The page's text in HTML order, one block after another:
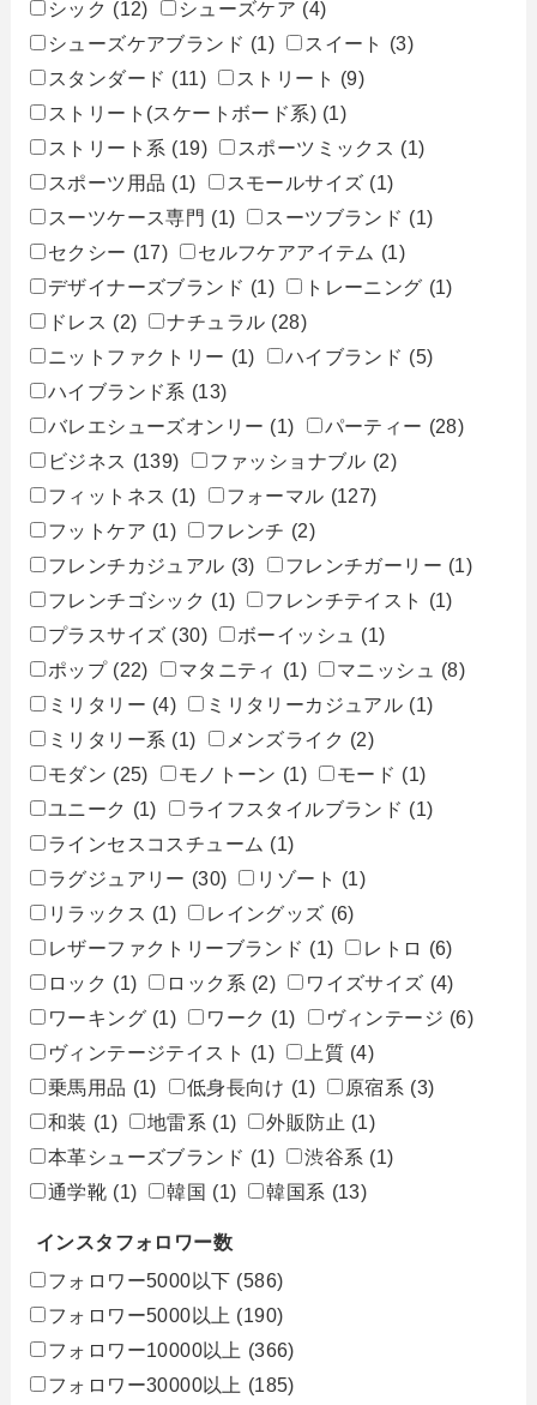
シック (12) シューズケア (4)
シューズケアブランド (1) スイート
(3)
スタンダード (11) ストリート (9)
ストリート(スケートボード系) (1)
ストリート系 (19) スポーツミックス (1)
スポーツ用品 (1) スモールサイズ (1)
スーツケース専門 (1) スーツブランド (1)
セクシー (17) セルフケアアイテム (1)
デザイナーズブランド (1) トレーニング (1)
ドレス (2) ナチュラル (28)
ニットファクトリー (1) ハイブランド (5)
ハイブランド系 (13)
バレエシューズオンリー (1) パーティー (28)
ビジネス (139) ファッショナブル (2)
フィットネス (1) フォーマル (127)
フットケア (1) フレンチ (2)
フレンチカジュアル (3) フレンチガーリー (1)
フレンチゴシック (1) フレンチテイスト
(1)
プラスサイズ (30) ボーイッシュ
(1)
ポップ (22) マタニティ (1) マニッシュ
(8)
ミリタリー (4) ミリタリーカジュアル (1)
ミリタリー系 (1) メンズライク (2)
モダン (25) モノトーン (1) モード (1)
ユニーク (1) ライフスタイルブランド (1)
ラインセスコスチューム (1)
ラグジュアリー (30) リゾート (1)
リラックス (1) レイングッズ (6)
レザーファクトリーブランド (1) レトロ (6)
ロック (1) ロック系 (2) ワイズサイズ (4)
ワーキング (1) ワーク (1) ヴィンテージ (6)
ヴィンテージテイスト (1) 上質 (4)
乗馬用品 (1) 低身長向け (1) 原宿系 (3)
和装 (1) 地雷系 (1) 外販防止 (1)
本革シューズブランド (1) 渋谷系 (1)
通学靴 (1) 韓国 (1) 韓国系 (13)
インスタフォロワー数
フォロワー5000以下 (586)
フォロワー5000以上 (190)
フォロワー10000以上 (366)
フォロワー30000以上 (185)